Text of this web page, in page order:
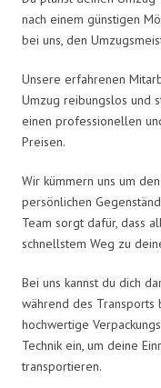
nach einem günstigen
bei uns, den
Unsere erfahrenen
Umzug reibungslos und
einen professionellen
Preisen.
Wir kümmern uns um
persönlichen
Team sorgt dafür, dass
schnellstem Weg zu
Bei uns kannst du dich
während des Transports
hochwertige
Technik ein, um deine
transportieren.